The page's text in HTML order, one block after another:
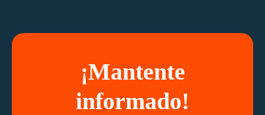
¡Mantente
informado!